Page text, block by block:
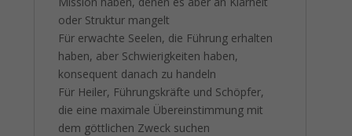
oder Struktur mangelt
Für erwachte Seelen, die Führung erhalten
haben, aber Schwierigkeiten haben,
konsequent danach zu handeln
Für Heiler, Führungskräfte und Schöpfer,
die eine maximale Übereinstimmung mit
dem göttlichen Zweck suchen